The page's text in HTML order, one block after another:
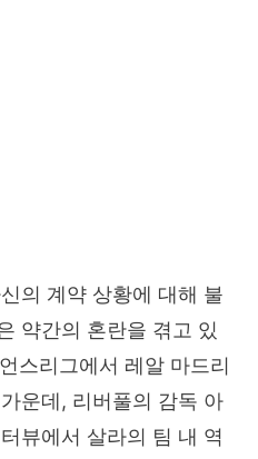
의 계약 상황에 대해 불
약간의 혼란을 겪고 있
스리그에서 레알 마드리
운데, 리버풀의 감독 아
뷰에서 살라의 팀 내 역